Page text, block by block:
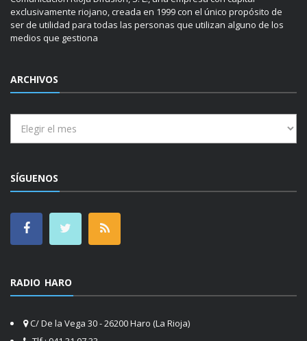
exclusivamente riojano, creada en 1999 con el único propósito de
ser de utilidad para todas las personas que utilizan alguno de los
medios que gestiona
ARCHIVOS
SÍGUENOS
RADIO HARO
C/ De la Vega 30 - 26200 Haro (La Rioja)